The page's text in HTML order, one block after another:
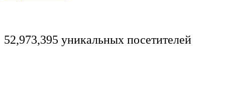
52,973,395 уникальных посетителей